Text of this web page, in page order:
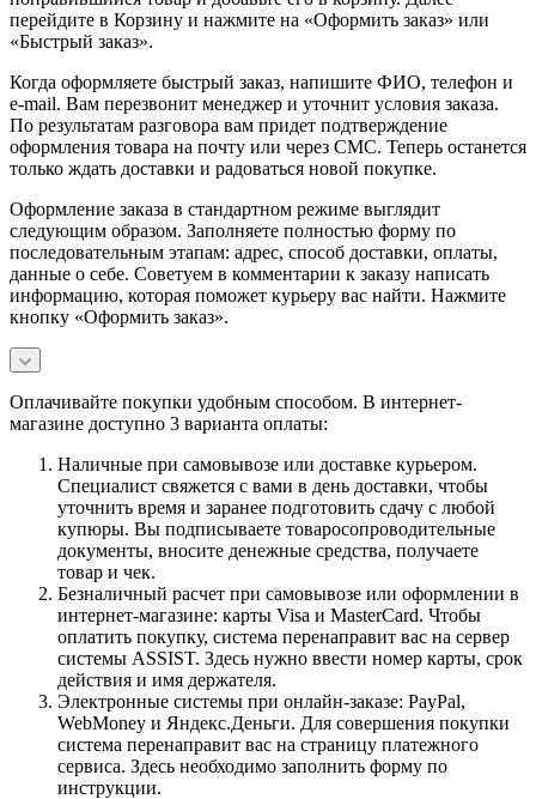
перейдите в Корзину и нажмите на «Оформить заказ» или
«Быстрый заказ».
Когда оформляете быстрый заказ, напишите ФИО, телефон и
e-mail. Вам перезвонит менеджер и уточнит условия заказа.
По результатам разговора вам придет подтверждение
оформления товара на почту или через СМС. Теперь останется
только ждать доставки и радоваться новой покупке.
Оформление заказа в стандартном режиме выглядит
следующим образом. Заполняете полностью форму по
последовательным этапам: адрес, способ доставки, оплаты,
данные о себе. Советуем в комментарии к заказу написать
информацию, которая поможет курьеру вас найти. Нажмите
кнопку «Оформить заказ».
Оплачивайте покупки удобным способом. В интернет-
магазине доступно 3 варианта оплаты:
Наличные при самовывозе или доставке курьером.
Специалист свяжется с вами в день доставки, чтобы
уточнить время и заранее подготовить сдачу с любой
купюры. Вы подписываете товаросопроводительные
документы, вносите денежные средства, получаете
товар и чек.
Безналичный расчет при самовывозе или оформлении в
интернет-магазине: карты Visa и MasterCard. Чтобы
оплатить покупку, система перенаправит вас на сервер
системы ASSIST. Здесь нужно ввести номер карты, срок
действия и имя держателя.
Электронные системы при онлайн-заказе: PayPal,
WebMoney и Яндекс.Деньги. Для совершения покупки
система перенаправит вас на страницу платежного
сервиса. Здесь необходимо заполнить форму по
инструкции.